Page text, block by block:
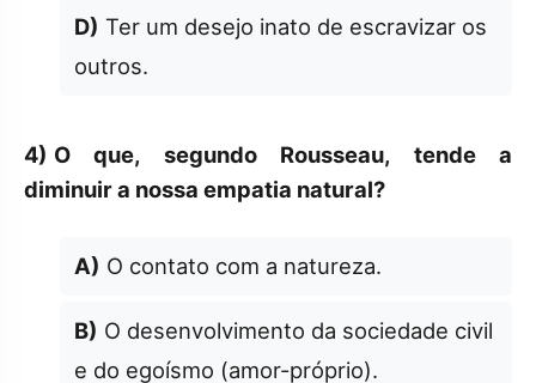
D) Ter um desejo inato de escravizar os
outros.
4) O que, segundo Rousseau, tende a
diminuir a nossa empatia natural?
A) O contato com a natureza.
B) O desenvolvimento da sociedade civil
e do egoísmo (amor-próprio).